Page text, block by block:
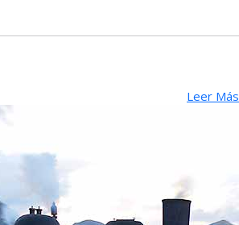
Leer Más